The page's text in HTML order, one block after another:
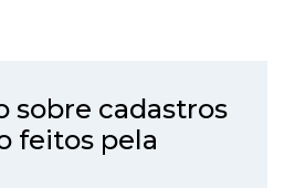
sobre cadastros
feitos pela